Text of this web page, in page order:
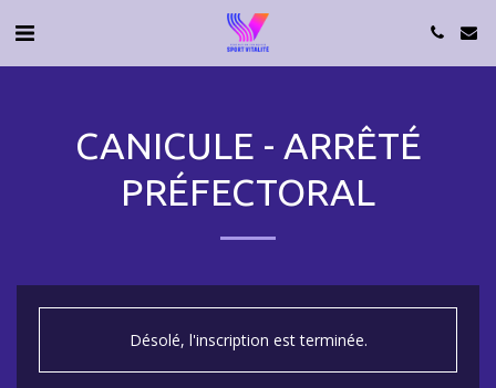
CANICULE - ARRÊTÉ
PRÉFECTORAL
Désolé, l'inscription est terminée.